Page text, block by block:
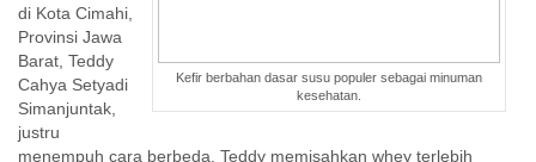
Kefir berbahan dasar susu populer sebagai minuman
kesehatan.
di Kota Cimahi,
Provinsi Jawa
Barat, Teddy
Cahya Setyadi
Simanjuntak,
justru
menempuh cara berbeda. Teddy memisahkan whey terlebih